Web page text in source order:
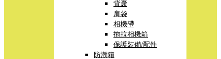
背囊
肩袋
相機帶
拖拉相機箱
保護裝備/配件
防潮箱